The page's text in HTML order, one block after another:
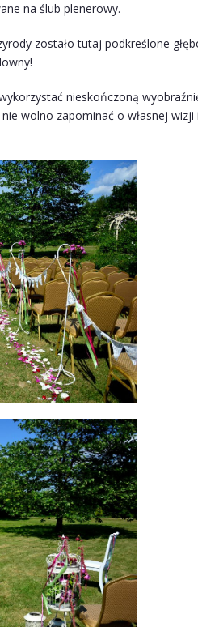
na ślub plenerowy.
zostało tutaj podkreślone
nieskończoną
wolno zapominać o własnej wizji